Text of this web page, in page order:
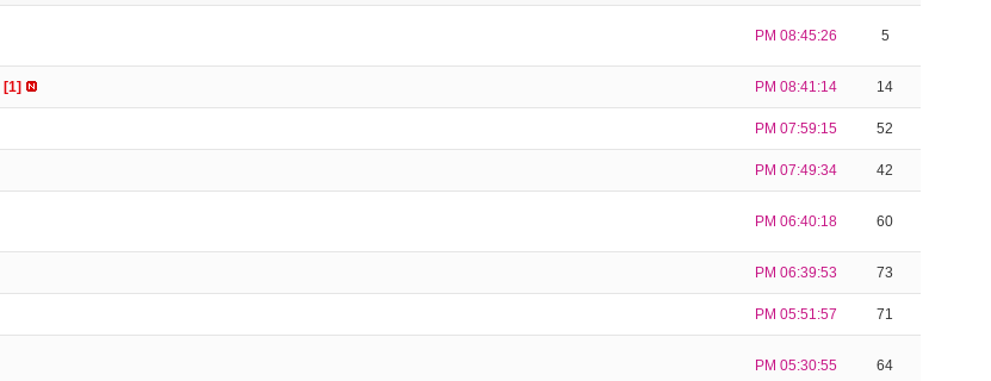
PM 08:45:26 5
[1] PM 08:41:14 14
PM 07:59:15 52
PM 07:49:34 42
PM 06:40:18 60
PM 06:39:53 73
PM 05:51:57 71
PM 05:30:55 64